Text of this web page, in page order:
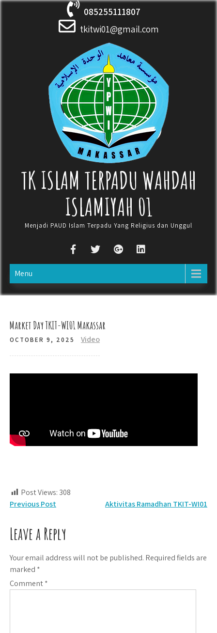
Skip
085255111807
tkitwi01@gmail.com
TK ISLAM TERPADU WAHDAH
ISLAMIYAH 01
Menjadi PAUD Islam Terpadu Yang Religius dan Unggul
Menu
Market Day TKIT-WI01 Makassar
OCTOBER 9, 2025 Video
Post Views: 308
Post
navigation
Previous Post Aktivitas Ramadhan TKIT-WI01
Leave a Reply
Your email address will not be published. Required fields are
marked *
Comment*